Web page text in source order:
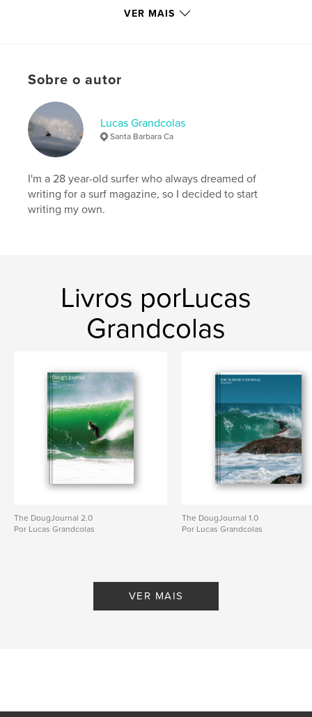
Categorias adicionais Arts & Photography Books
Data de publicação:
Idioma
Palavras-chavee
adventure surf photography
VER MAIS
Sobre o autor
Lucas Grandcolas
Santa Barbara Ca
I'm a 28 year-old surfer who always dreamed of
writing for a surf magazine, so I decided to start
writing my own.
Livros porLucas
Grandcolas
The DougJournal 2.0
Por Lucas Grandcolas
The DougJournal 1.0
Por Lucas Grandcolas
VER MAIS